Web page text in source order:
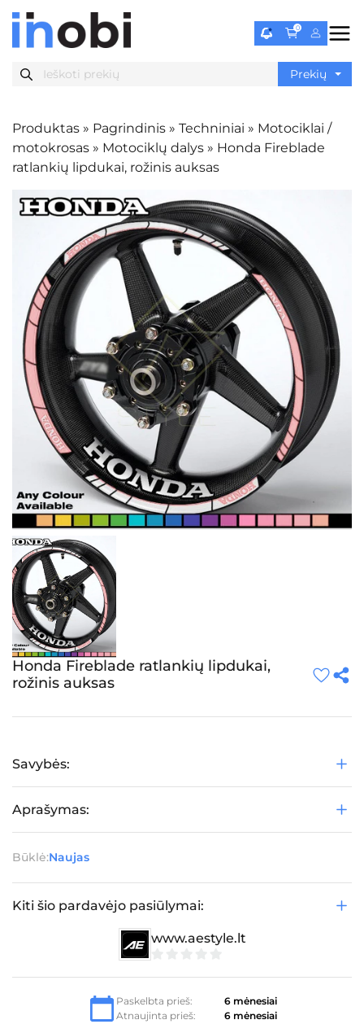
0
Produktas » Pagrindinis » Techniniai » Motociklai /
motokrosas » Motociklų dalys » Honda Fireblade
ratlankių lipdukai, rožinis auksas
Honda Fireblade ratlankių lipdukai,
rožinis auksas
Savybės:
Aprašymas:
Būklė:Naujas
Kiti šio pardavėjo pasiūlymai:
www.aestyle.lt
5
Paskelbta prieš:
6 mėnesiai
Atnaujinta prieš:
6 mėnesiai